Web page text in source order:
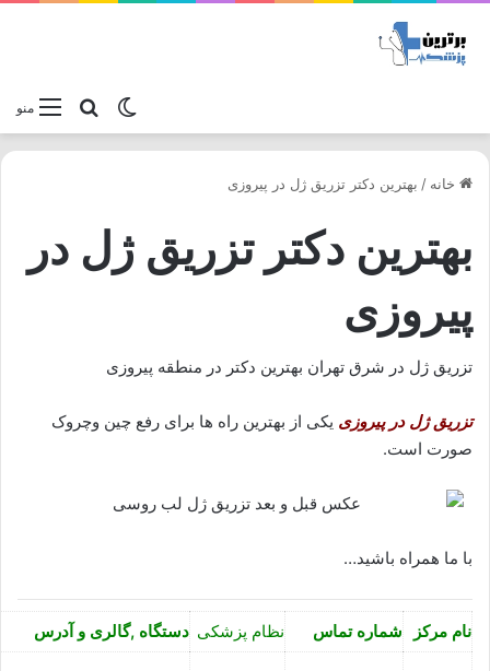
منوجستجو
تغییر پوسته
خانه / بهترین دکتر تزریق ژل در پیروزی
بهترین دکتر تزریق ژل در
پیروزی
تزریق ژل در شرق تهران بهترین دکتر در منطقه پیروزی
تزریق ژل در پیروزی یکی از بهترین راه ها برای رفع چین وچروک
صورت است.
با ما همراه باشید…
نام مرکز شماره تماس نظام پزشکی دستگاه ,گالری و آدرس